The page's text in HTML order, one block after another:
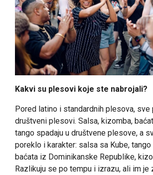
Kakvi su plesovi koje ste nabrojali?
Pored latino i standardnih plesova, sve
društveni plesovi. Salsa, kizomba,
tango spadaju u društvene plesove, a
poreklo i karakter: salsa sa Kube,
baćata iz Dominikanske Republike,
Razlikuju se po tempu i izrazu, ali im je